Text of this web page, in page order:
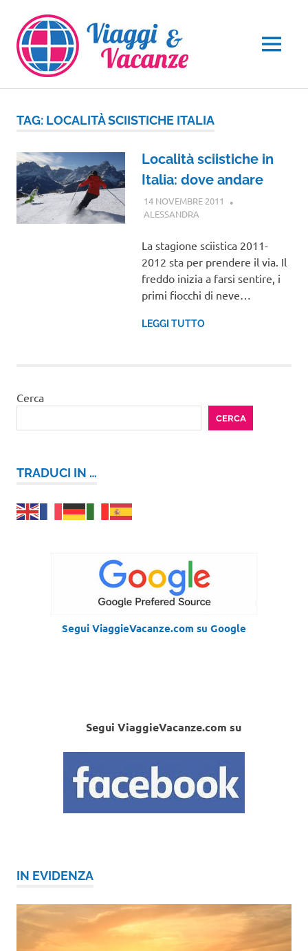
contenuto
MENU
TAG: LOCALITÀ SCIISTICHE ITALIA
Località sciistiche in
Italia: dove andare
14 NOVEMBRE 2011
ALESSANDRAGUIDE
La stagione sciistica 2011-
2012 sta per prendere il via. Il
freddo inizia a farsi sentire, i
primi fiocchi di neve…
LEGGI TUTTO
Cerca
CERCA
TRADUCI IN …
Segui ViaggieVacanze.com su Google
Segui ViaggieVacanze.com su
IN EVIDENZA